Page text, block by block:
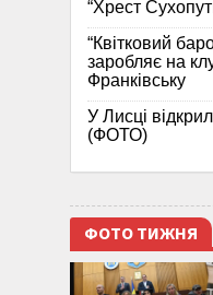
“Хрест
“Квітковий
заробляє на
Франківську
У Лисці
(ФОТО)
ФОТО ТИЖНЯ